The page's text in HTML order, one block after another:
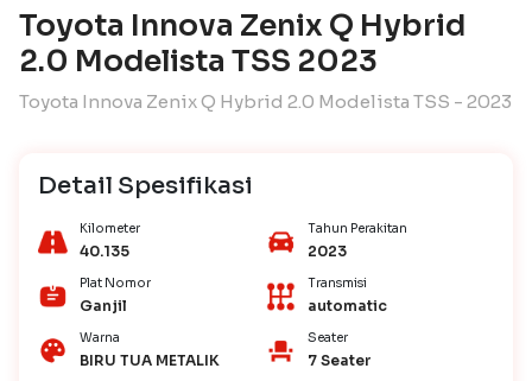
Toyota Innova Zenix Q Hybrid
2.0 Modelista TSS 2023
Toyota Innova Zenix Q Hybrid 2.0 Modelista TSS - 2023
Detail Spesifikasi
Kilometer
40.135
Tahun Perakitan
2023
Plat Nomor
Ganjil
Transmisi
automatic
Warna
BIRU TUA METALIK
Seater
7 Seater